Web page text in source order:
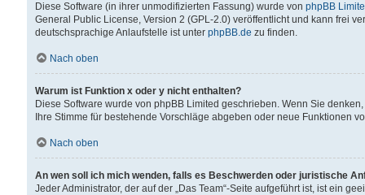
Diese Software (in ihrer unmodifizierten Fassung) wurde von phpBB
General Public License, Version 2 (GPL-2.0) veröffentlicht und kann frei
deutschsprachige Anlaufstelle ist unter phpBB.de zu finden.
Nach oben
Warum ist Funktion x oder y nicht enthalten?
Diese Software wurde von phpBB Limited geschrieben. Wenn Sie
Ihre Stimme für bestehende Vorschläge abgeben oder neue Funktionen
Nach oben
An wen soll ich mich wenden, falls es Beschwerden oder juristische
Jeder Administrator, der auf der „Das Team“-Seite aufgeführt ist, ist ein